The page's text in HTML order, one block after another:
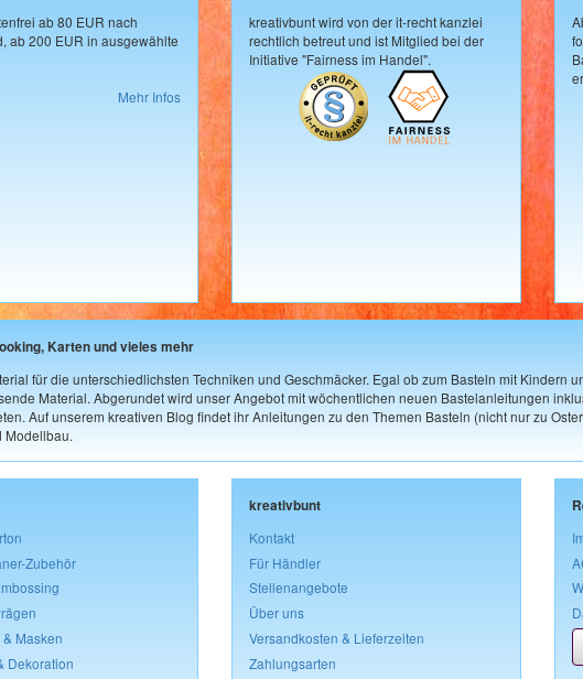
ab 80 EUR nach
ab 200 EUR in ausgewählte
Mehr Infos
kreativbunt wird von der it-recht kanzlei
rechtlich betreut und ist Mitglied bei der
Initiative "Fairness im Handel".
Karten und vieles mehr
für die unterschiedlichsten Techniken und Geschmäcker. Egal ob zum Basteln mit Kindern
Material. Abgerundet wird unser Angebot mit wöchentlichen neuen Bastelanleitungen
Auf unserem kreativen Blog findet ihr Anleitungen zu den Themen Basteln (nicht nur zu
Modellbau.
Zubehör
Masken
Dekoration
kreativbunt
Kontakt
Für Händler
Stellenangebote
Über uns
Versandkosten & Lieferzeiten
Zahlungsarten